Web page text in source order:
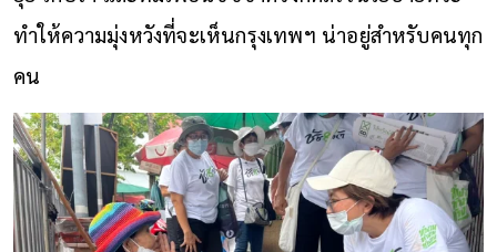
ทำให้ความมุ่งหวังที่จะเห็นกรุงเทพฯ น่าอยู่สำหรับคนทุก
คน